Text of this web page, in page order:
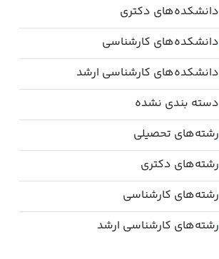
دانشکده‌های دکتری
دانشکده‌های کارشناسی
دانشکده‌های کارشناسی ارشد
دسته بندی نشده
رشته‌های تحصیلی
رشته‌های دکتری
رشته‌های کارشناسی
رشته‌های کارشناسی ارشد